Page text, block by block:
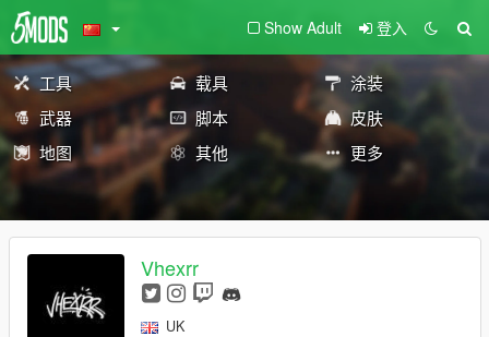
Show Adult 登入
工具 载具
涂装
武器
脚本
皮肤
地图
其他 更多
Vhexrr
UK